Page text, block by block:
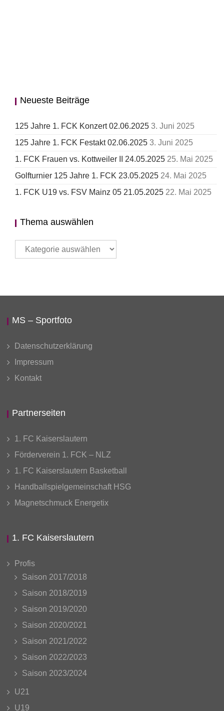
Neueste Beiträge
125 Jahre 1. FCK Konzert 02.06.2025 3. Juni 2025
125 Jahre 1. FCK Festakt 02.06.2025 3. Juni 2025
1. FCK Frauen vs. Kottweiler II 24.05.2025 25. Mai 2025
Golfturnier 125 Jahre 1. FCK 23.05.2025 24. Mai 2025
1. FCK U19 vs. FSV Mainz 05 21.05.2025 22. Mai 2025
Thema auswählen
Thema
auswählen
MS – Sportfoto
Datenschutzerklärung
Impressum
Kontakt
Partnerseiten
1. FC Kaiserslautern
Förderverein 1. FCK – NLZ
1. FC Kaiserslautern Basketball
Handballspielgemeinschaft HSG
Magnetschmuck Energetix
1. FC Kaiserslautern
Profis
Saison 2017/2018
Saison 2018/2019
Saison 2019/2020
Saison 2020/2021
Saison 2021/2022
Saison 2022/2023
Saison 2023/2024
U21
U19